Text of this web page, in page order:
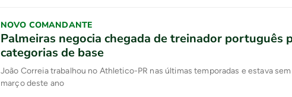
NOVO COMANDANTE
Palmeiras negocia chegada de treinador português
categorias de base
João Correia trabalhou no Athletico-PR nas últimas temporadas e estava
março deste ano